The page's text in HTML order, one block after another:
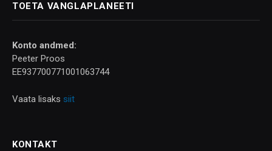
TOETA VANGLAPLANEETI
Konto andmed:
Peeter Proos
EE937700771001063744
Vaata lisaks siit
KONTAKT